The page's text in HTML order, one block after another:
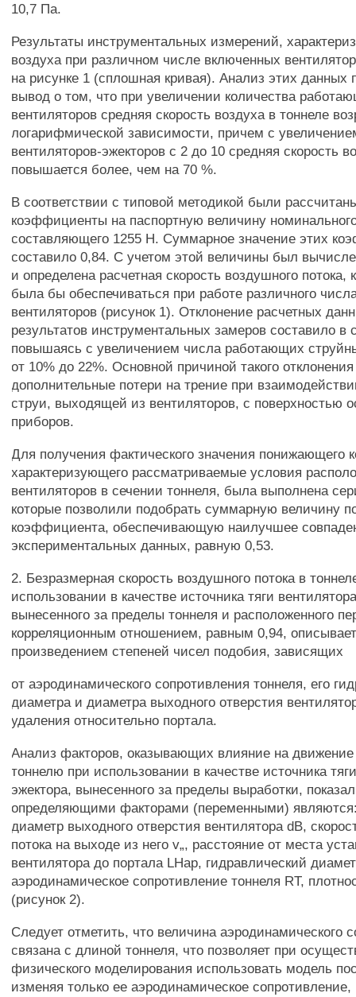
10,7 Па.
Результаты инструментальных измерений,
воздуха при различном числе включенных
на рисунке 1 (сплошная кривая). Анализ этих данных
вывод о том, что при увеличении количества
вентиляторов средняя скорость воздуха в тоннеле
логарифмической зависимости, причем с
вентиляторов-эжекторов с 2 до 10 средняя скорость
повышается более, чем на 70 %.
В соответствии с типовой методикой были
коэффициенты на паспортную величину
составляющего 1255 Н. Суммарное значение этих
составило 0,84. С учетом этой величины был
и определена расчетная скорость воздушного потока,
была бы обеспечиваться при работе различного
вентиляторов (рисунок 1). Отклонение расчетных
результатов инструментальных замеров составило в
повышаясь с увеличением числа работающих
от 10% до 22%. Основной причиной такого
дополнительные потери на трение при
струи, выходящей из вентиляторов, с поверхностью
приборов.
Для получения фактического значения понижающего
характеризующего рассматриваемые условия
вентиляторов в сечении тоннеля, была выполнена
которые позволили подобрать суммарную величину
коэффициента, обеспечивающую наилучшее
экспериментальных данных, равную 0,53.
2. Безразмерная скорость воздушного потока в
использовании в качестве источника тяги
вынесенного за пределы тоннеля и расположенного
корреляционным отношением, равным 0,94,
произведением степеней чисел подобия, зависящих
от аэродинамического сопротивления тоннеля, его
диаметра и диаметра выходного отверстия
удаления относительно портала.
Анализ факторов, оказывающих влияние на движение
тоннелю при использовании в качестве источника
эжектора, вынесенного за пределы выработки,
определяющими факторами (переменными)
диаметр выходного отверстия вентилятора dB,
потока на выходе из него v„, расстояние от места
вентилятора до портала LHap, гидравлический
аэродинамическое сопротивление тоннеля RT,
(рисунок 2).
Следует отметить, что величина аэродинамического
связана с длиной тоннеля, что позволяет при
физического моделирования использовать модель
изменяя только ее аэродинамическое